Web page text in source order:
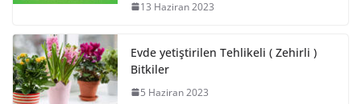
13 Haziran 2023
Evde yetiştirilen Tehlikeli ( Zehirli )
Bitkiler
5 Haziran 2023